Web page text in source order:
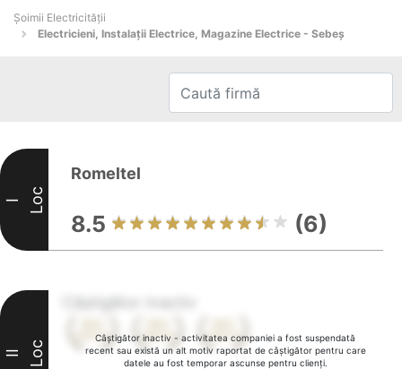
Șoimii Electricității
Electricieni, Instalații Electrice, Magazine Electrice - Sebeş
I Loc
Romeltel
8.5 (6)
Câștigător inactiv - activitatea companiei a fost suspendată
recent sau există un alt motiv raportat de câștigător pentru care
datele au fost temporar ascunse pentru clienți.
II Loc